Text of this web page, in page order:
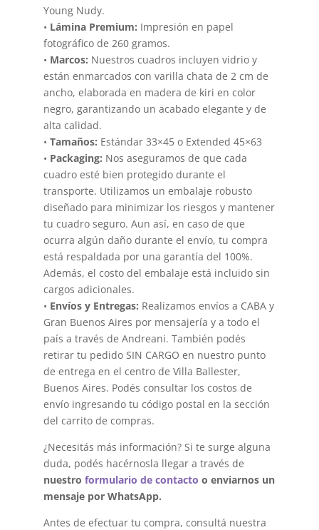
Young Nudy.
• Lámina Premium: Impresión en papel
fotográfico de 260 gramos.
• Marcos: Nuestros cuadros incluyen vidrio y
están enmarcados con varilla chata de 2 cm de
ancho, elaborada en madera de kiri en color
negro, garantizando un acabado elegante y de
alta calidad.
• Tamaños: Estándar 33×45 o Extended 45×63
• Packaging: Nos aseguramos de que cada
cuadro esté bien protegido durante el
transporte. Utilizamos un embalaje robusto
diseñado para minimizar los riesgos y mantener
tu cuadro seguro. Aun así, en caso de que
ocurra algún daño durante el envío, tu compra
está respaldada por una garantía del 100%.
Además, el costo del embalaje está incluido sin
cargos adicionales.
• Envíos y Entregas: Realizamos envíos a CABA y
Gran Buenos Aires por mensajería y a todo el
país a través de Andreani. También podés
retirar tu pedido SIN CARGO en nuestro punto
de entrega en el centro de Villa Ballester,
Buenos Aires. Podés consultar los costos de
envío ingresando tu código postal en la sección
del carrito de compras.
¿Necesitás más información? Si te surge alguna
duda, podés hacérnosla llegar a través de
nuestro formulario de contacto o enviarnos un
mensaje por WhatsApp.
Antes de efectuar tu compra, consultá nuestra